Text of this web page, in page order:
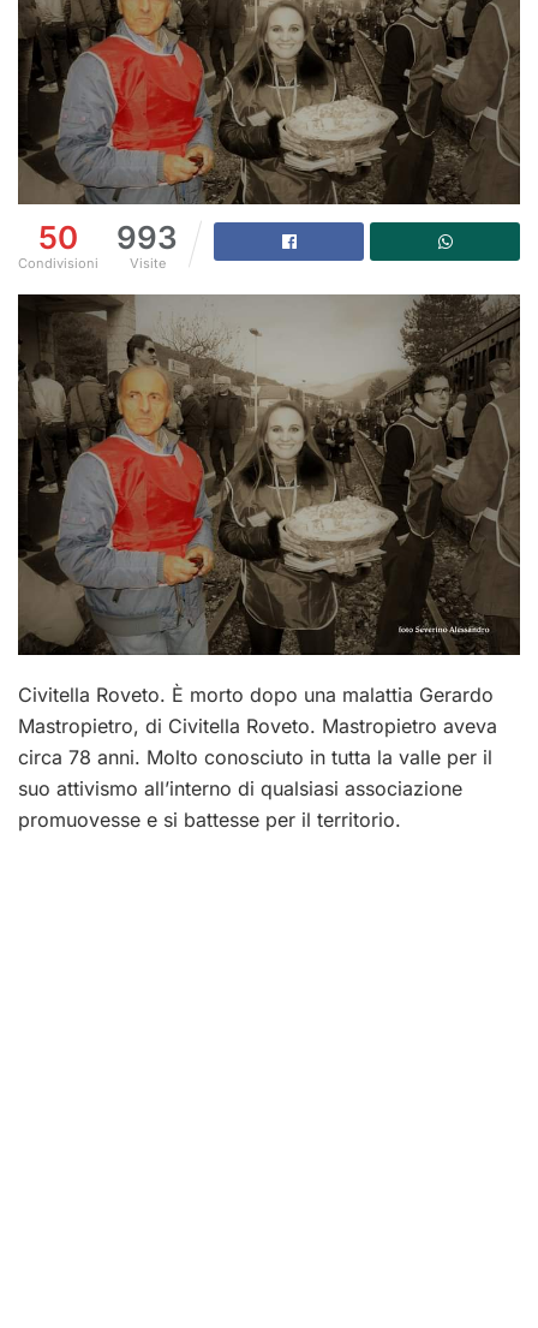
50
Condivisioni
993
Visite
Civitella Roveto. È morto dopo una malattia Gerardo
Mastropietro, di Civitella Roveto. Mastropietro aveva
circa 78 anni. Molto conosciuto in tutta la valle per il
suo attivismo all’interno di qualsiasi associazione
promuovesse e si battesse per il territorio.